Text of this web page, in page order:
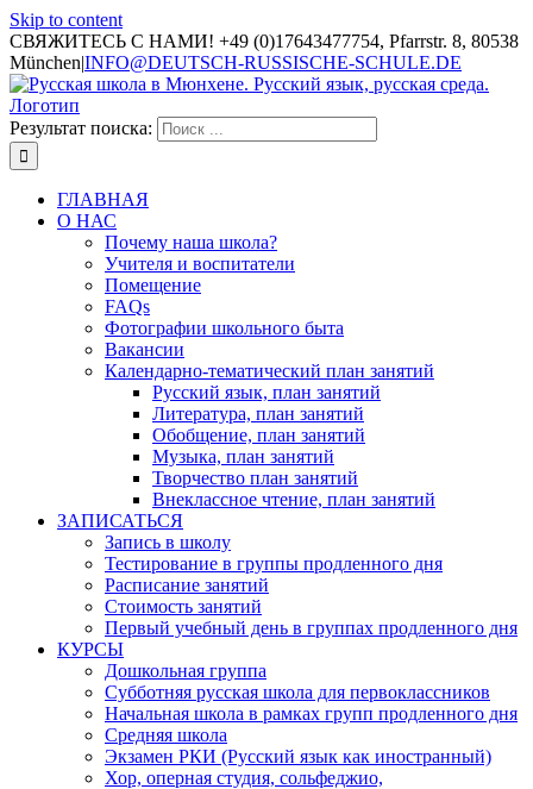
Skip to content
СВЯЖИТЕСЬ С НАМИ! +49 (0)17643477754, Pfarrstr. 8, 80538
München|INFO@DEUTSCH-RUSSISCHE-SCHULE.DE
Результат поиска:
ГЛАВНАЯ
О НАС
Почему наша школа?
Учителя и воспитатели
Помещение
FAQs
Фотографии школьного быта
Вакансии
Календарно-тематический план занятий
Русский язык, план занятий
Литература, план занятий
Обобщение, план занятий
Музыка, план занятий
Творчество план занятий
Внеклассное чтение, план занятий
ЗАПИСАТЬСЯ
Запись в школу
Тестирование в группы продленного дня
Расписание занятий
Стоимость занятий
Первый учебный день в группах продленного дня
КУРСЫ
Дошкольная группа
Субботняя русская школа для первоклассников
Начальная школа в рамках групп продленного дня
Средняя школа
Экзамен РКИ (Русский язык как иностранный)
Хор, оперная студия, сольфеджио,